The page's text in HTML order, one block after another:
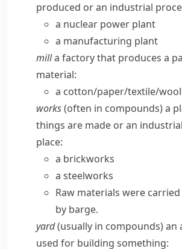
produced or an industrial
a nuclear power plant
a manufacturing plant
milla factory that produces a
material:
a cotton/​paper/​textile/​
works(often in compounds) a
things are made or an
place:
a brickworks
a steelworks
Raw materials were
by barge.
yard(usually in compounds) an
used for building something: